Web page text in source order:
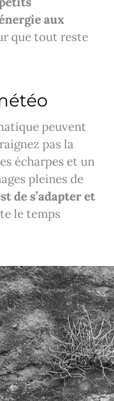
aux
que tout reste
peuvent
pas la
écharpes et un
pleines de
de s’adapter et
le temps